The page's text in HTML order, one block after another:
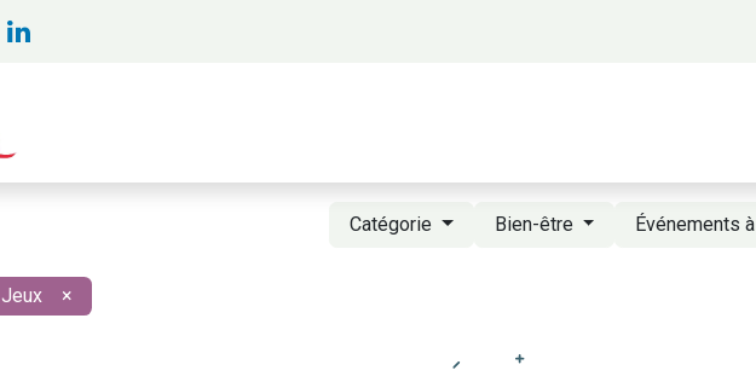
Catégorie Bien-être Événements
Jeux ×